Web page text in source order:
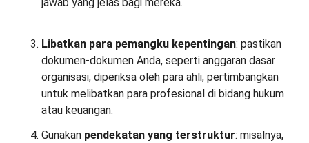
jawab yang jelas bagi mereka.
Libatkan para pemangku kepentingan: pastikan
dokumen-dokumen Anda, seperti anggaran dasar
organisasi, diperiksa oleh para ahli; pertimbangkan
untuk melibatkan para profesional di bidang hukum
atau keuangan.
Gunakan pendekatan yang terstruktur: misalnya,